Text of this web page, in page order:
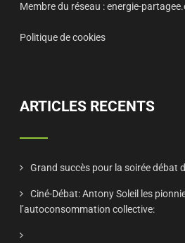
Membre du réseau :energie-
Politique de cookies
ARTICLES RECENTS
Grand succès pour la soirée débat
Ciné-Débat: Antony Soleil les
l’autoconsommation collective: